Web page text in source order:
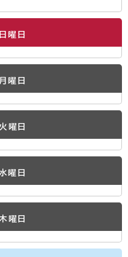
日曜日
月曜日
火曜日
曜日
曜日